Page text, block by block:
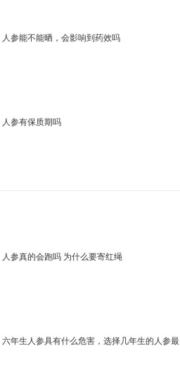
人参能不能晒，会影响到药效吗
人参有保质期吗
人参真的会跑吗 为什么要寄红绳
六年生人参具有什么危害，选择几年生的人参最